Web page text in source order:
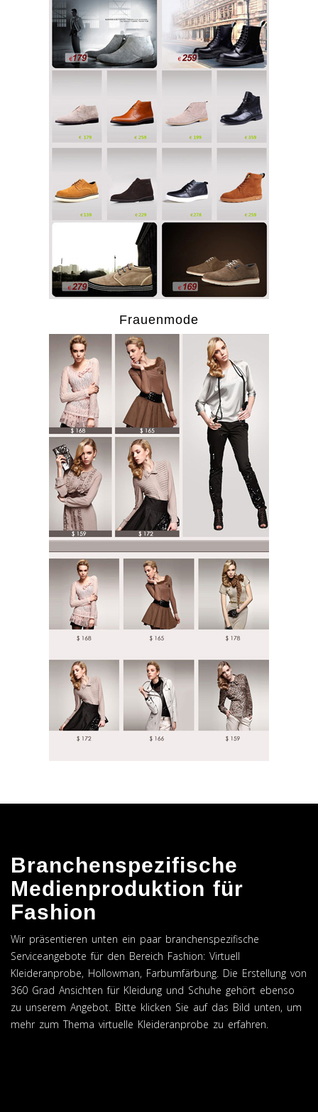
Frauenmode
Branchenspezifische
Medienproduktion für
Fashion
Wir präsentieren unten ein paar branchenspezifische
Serviceangebote für den Bereich Fashion: Virtuell
Kleideranprobe, Hollowman, Farbumfärbung. Die Erstellung von
360 Grad Ansichten für Kleidung und Schuhe gehört ebenso
zu unserem Angebot. Bitte klicken Sie auf das Bild unten, um
mehr zum Thema virtuelle Kleideranprobe zu erfahren.